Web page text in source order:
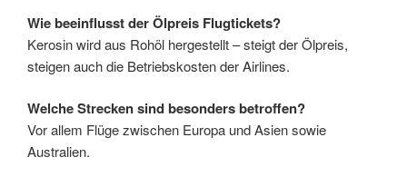
Wie beeinflusst der Ölpreis Flugtickets?
Kerosin wird aus Rohöl hergestellt – steigt der Ölpreis,
steigen auch die Betriebskosten der Airlines.
Welche Strecken sind besonders betroffen?
Vor allem Flüge zwischen Europa und Asien sowie
Australien.